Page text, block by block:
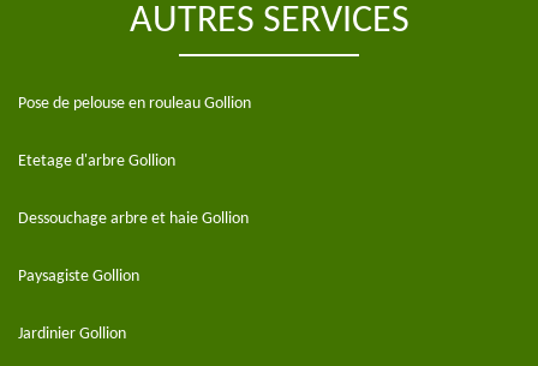
AUTRES SERVICES
Pose de pelouse en rouleau Gollion
Etetage d'arbre Gollion
Dessouchage arbre et haie Gollion
Paysagiste Gollion
Jardinier Gollion